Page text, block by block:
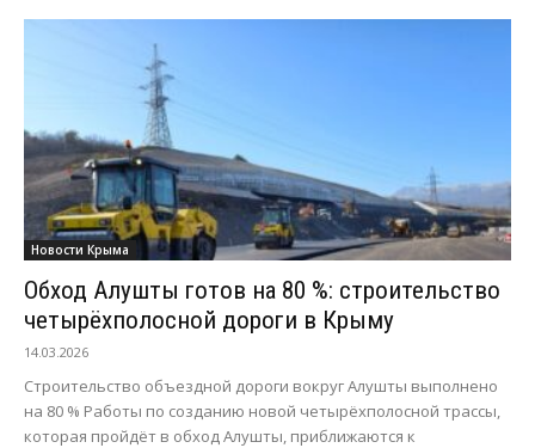
Новости Крыма
Обход Алушты готов на 80 %: строительство
четырёхполосной дороги в Крыму
14.03.2026
Строительство объездной дороги вокруг Алушты выполнено
на 80 % Работы по созданию новой четырёхполосной трассы,
которая пройдёт в обход Алушты, приближаются к